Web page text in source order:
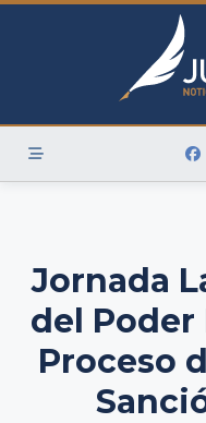
Skip
Jornada
del
Proceso